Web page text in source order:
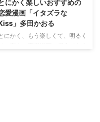
気持ち。 夫の給料は、稼いで
て当然という気持ち。 これら
ことを、夫婦だから当然と思っ
しまうと、相手に対するリスペ
にかく楽しいおすすめの
愛漫画「イタズラな
」多田かおる
にかく、もう楽しくて、明るく